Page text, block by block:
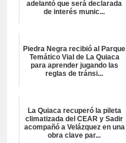
adelantó que será declarada
de interés munic...
Piedra Negra recibió al Parque
Temático Vial de La Quiaca
para aprender jugando las
reglas de tránsi...
La Quiaca recuperó la pileta
climatizada del CEAR y Sadir
acompañó a Velázquez en una
obra clave par...